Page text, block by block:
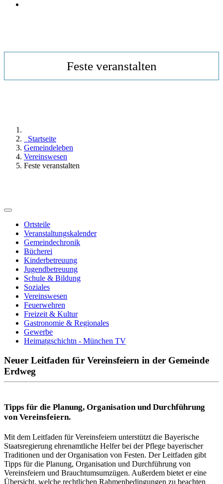
Feste veranstalten
Startseite
Gemeindeleben
Vereinswesen
Feste veranstalten
Ortsteile
Veranstaltungskalender
Gemeindechronik
Bücherei
Kinderbetreuung
Jugendbetreuung
Schule & Bildung
Soziales
Vereinswesen
Feuerwehren
Freizeit & Kultur
Gastronomie & Regionales
Gewerbe
Heimatgschichtn - München TV
Neuer Leitfaden für Vereinsfeiern in der Gemeinde
Erdweg
Tipps für die Planung, Organisation und Durchführung
von Vereinsfeiern.
Mit dem Leitfaden für Vereinsfeiern unterstützt die Bayerische
Staatsregierung ehrenamtliche Helfer bei der Pflege bayerischer
Traditionen und der Organisation von Festen. Der Leitfaden gibt
Tipps für die Planung, Organisation und Durchführung von
Vereinsfeiern und Brauchtumsumzügen. Außerdem bietet er eine
Übersicht, welche rechtlichen Rahmenbedingungen zu beachten